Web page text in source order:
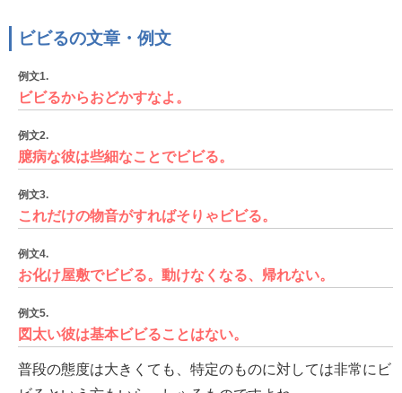
ビビるの文章・例文
例文1.
ビビるからおどかすなよ。
例文2.
臆病な彼は些細なことでビビる。
例文3.
これだけの物音がすればそりゃビビる。
例文4.
お化け屋敷でビビる。動けなくなる、帰れない。
例文5.
図太い彼は基本ビビることはない。
普段の態度は大きくても、特定のものに対しては非常にビ